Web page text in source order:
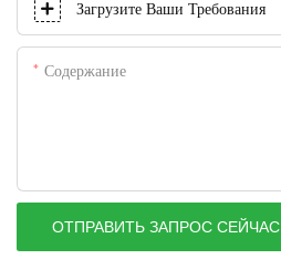
Загрузите Ваши Требования
Содержание
ОТПРАВИТЬ ЗАПРОС СЕЙЧАС